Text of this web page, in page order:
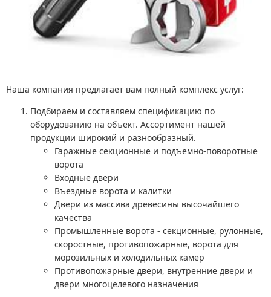
Наша компания предлагает вам полный комплекс услуг:
Подбираем и составляем спецификацию по
оборудованию на объект. Ассортимент нашей
продукции широкий и разнообразный.
Гаражные секционные и подъемно-поворотные
ворота
Входные двери
Въездные ворота и калитки
Двери из массива древесины высочайшего
качества
Промышленные ворота - секционные, рулонные,
скоростные, противопожарные, ворота для
морозильных и холодильных камер
Противопожарные двери, внутренние двери и
двери многоцелевого назначения